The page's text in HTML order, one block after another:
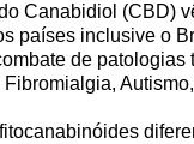
Canabidiol (CBD)
países inclusive o
de patologias